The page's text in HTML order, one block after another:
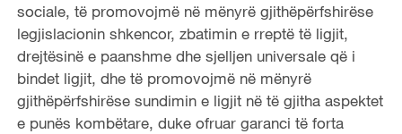
sociale, të promovojmë në mënyrë gjithëpërfshirëse
legjislacionin shkencor, zbatimin e rreptë të ligjit,
drejtësinë e paanshme dhe sjelljen universale që i
bindet ligjit, dhe të promovojmë në mënyrë
gjithëpërfshirëse sundimin e ligjit në të gjitha aspektet
e punës kombëtare, duke ofruar garanci të forta